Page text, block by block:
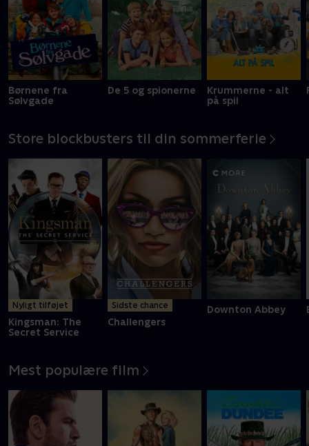
Børnene fra
Sølvgade
De 5 og spionerne
Krummerne - alt
på spil
Store blockbusters til din sommerferie
Nyligt tilføjet
Kingsman: The
Secret Service
Sidste chance
Challengers
Downton Abbey
Mest populære film